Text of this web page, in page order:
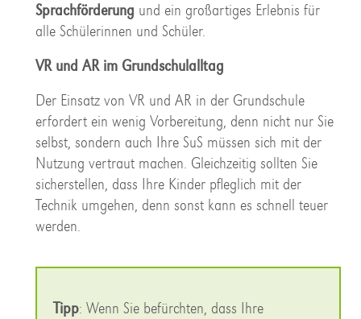
Sprachförderung und ein großartiges Erlebnis für
alle Schülerinnen und Schüler.
VR und AR im Grundschulalltag
Der Einsatz von VR und AR in der Grundschule
erfordert ein wenig Vorbereitung, denn nicht nur Sie
selbst, sondern auch Ihre SuS müssen sich mit der
Nutzung vertraut machen. Gleichzeitig sollten Sie
sicherstellen, dass Ihre Kinder pfleglich mit der
Technik umgehen, denn sonst kann es schnell teuer
werden.
Tipp: Wenn Sie befürchten, dass Ihre